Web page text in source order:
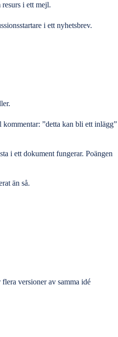
i ett mejl.
i ett nyhetsbrev.
”detta kan bli ett inlägg”
i ett dokument fungerar. Poängen
än så.
versioner av samma idé